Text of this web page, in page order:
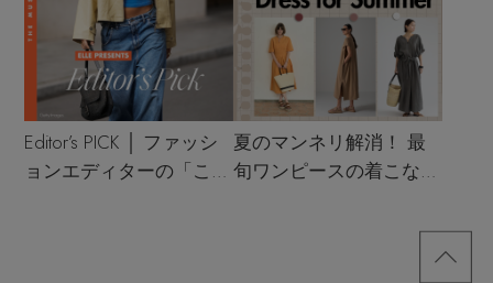
Editor’s PICK │ ファッシ
ョンエディターの「これ
夏のマンネリ解消！ 最
旬ワンピースの着こなし